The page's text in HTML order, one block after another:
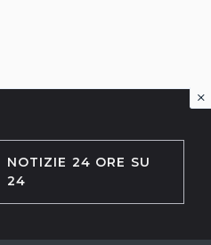
NOTIZIE 24 ORE SU
24
×